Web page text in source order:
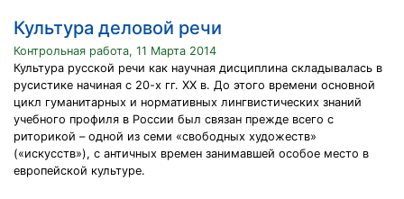
Культура деловой речи
Контрольная работа, 11 Марта 2014
Культура русской речи как научная дисциплина складывалась в
русистике начиная с 20-х гг. XX в. До этого времени основной
цикл гуманитарных и нормативных лингвистических знаний
учебного профиля в России был связан прежде всего с
риторикой – одной из семи «свободных художеств»
(«искусств»), с античных времен занимавшей особое место в
европейской культуре.